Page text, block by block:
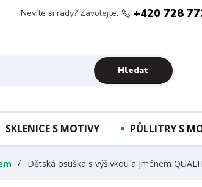
Hledat
Nevíte si rady? Zavolejte. +420 728
SKLENICE S MOTIVY PŮLLITRY S
Dětská osuška s výšivkou a jménem